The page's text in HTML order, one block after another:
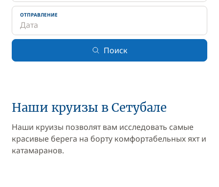
ОТПРАВЛЕНИЕ
Поиск
Наши круизы в Сетубале
Наши круизы позволят вам исследовать самые
красивые берега на борту комфортабельных яхт и
катамаранов.